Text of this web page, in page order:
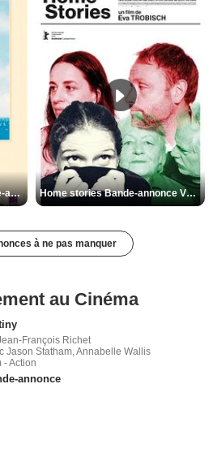
Les Matins merveilleux Bande-annonce VF Home stories Bande-annonce VO STFR
à ne pas manquer
au Cinéma
François Richet
Jason Statham, Annabelle Wallis
- Action
annonce